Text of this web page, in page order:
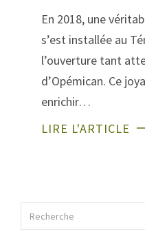
En 2018, une
s’est installée au
l’ouverture tant
d’Opémican. Ce
enrichir…
LIRE L'ARTICLE